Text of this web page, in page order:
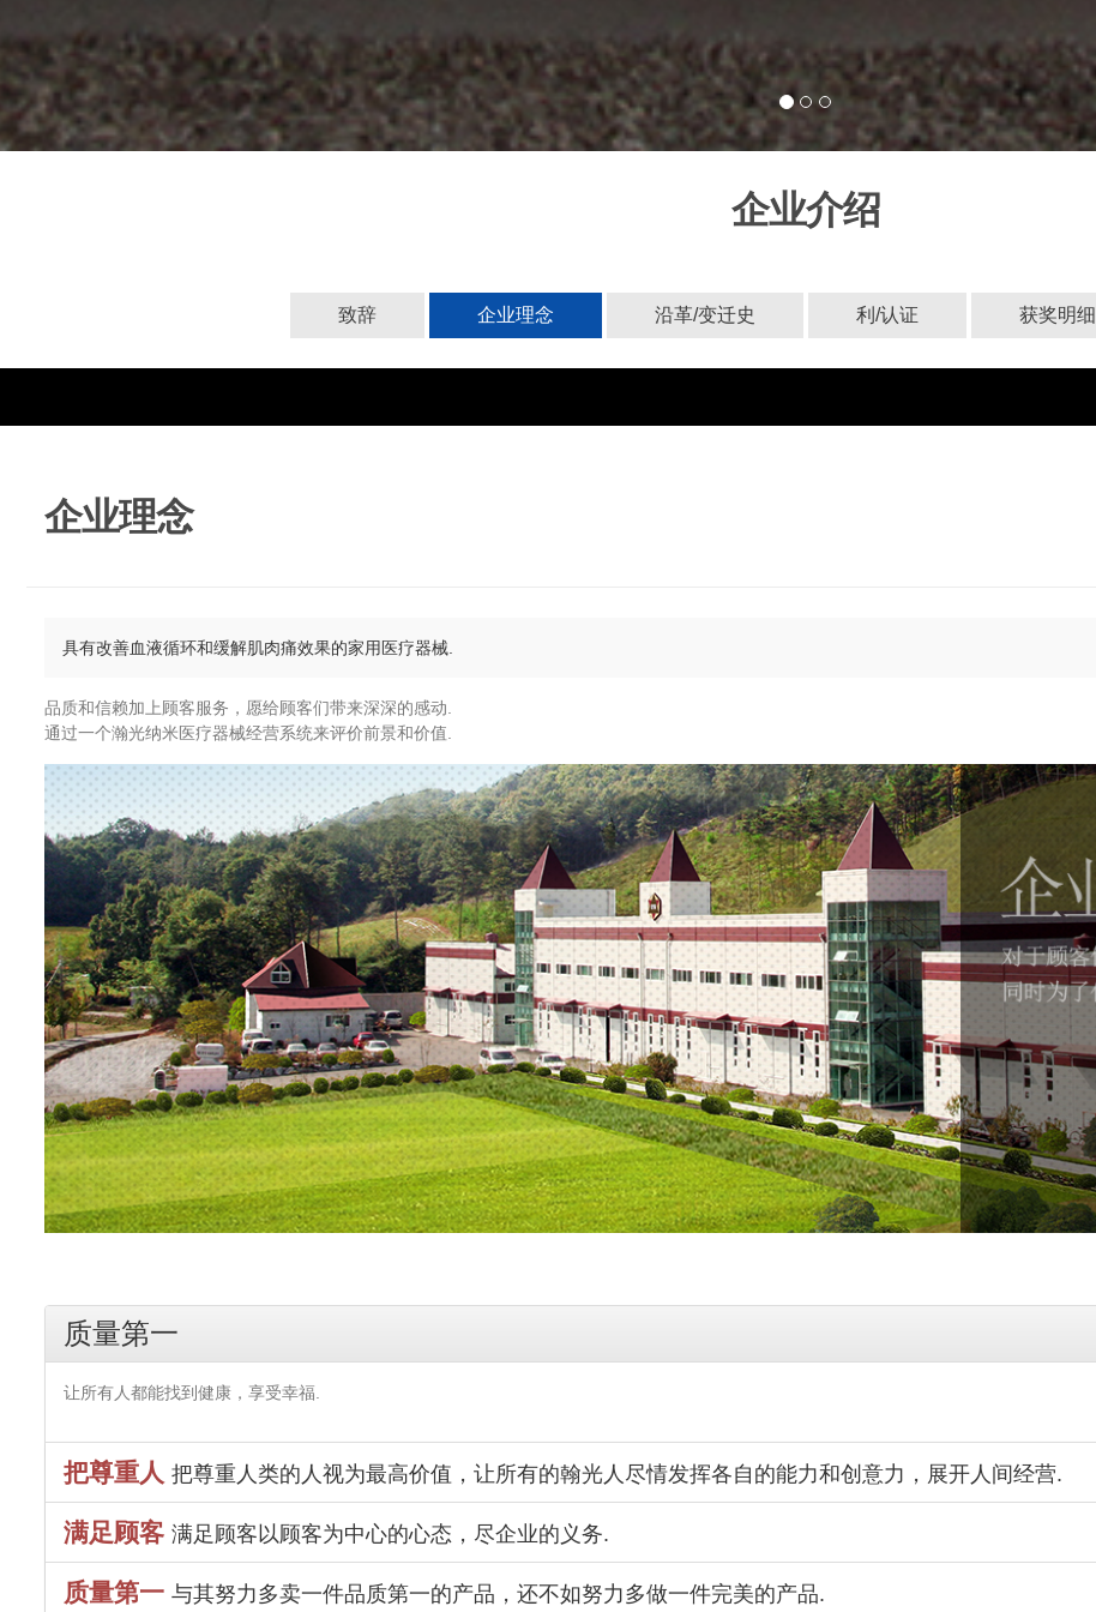
企业介绍
致辞 企业理念 沿革/变迁史 利/认证 获奖明细
企业理念
具有改善血液循环和缓解肌肉痛效果的家用医疗器械.
品质和信赖加上顾客服务，愿给顾客们带来深深的感动.
通过一个瀚光纳米医疗器械经营系统来评价前景和价值.
质量第一
让所有人都能找到健康，享受幸福.
把尊重人 把尊重人类的人视为最高价值，让所有的翰光人尽情发挥各自的能力和创意力，展开人间经营.
满足顾客 满足顾客以顾客为中心的心态，尽企业的义务.
质量第一 与其努力多卖一件品质第一的产品，还不如努力多做一件完美的产品.